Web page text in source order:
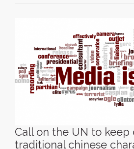
Call on the UN to keep
traditional chinese